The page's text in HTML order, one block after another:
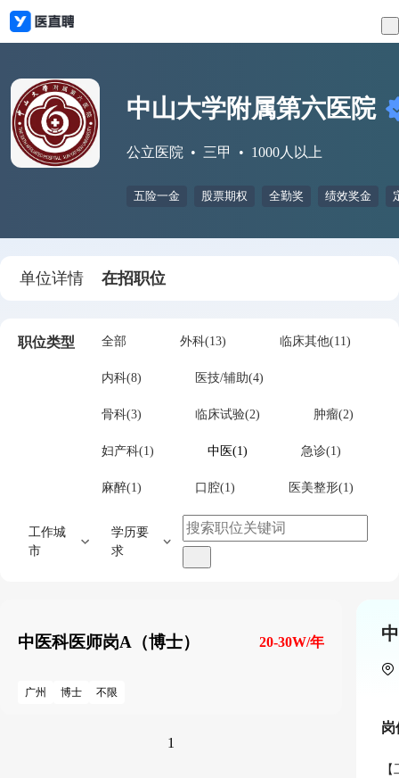
中山大学附属第六医院
公立医院 三甲 1000人以上
五险一金 股票期权 全勤奖 绩效奖金
单位详情 在招职位
职位类型 全部 外科(13) 临床其他(11)
内科(8) 医技/辅助(4)
骨科(3) 临床试验(2) 肿瘤(2)
妇产科(1) 中医(1) 急诊(1)
麻醉(1) 口腔(1) 医美整形(1)
工作城
市
学历要
求
中医科医师岗A（博士） 20-30W/年
广州 博士 不限
1
岗